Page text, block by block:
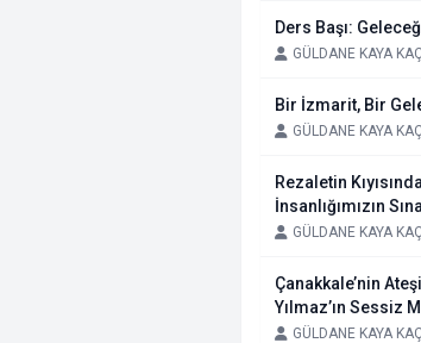
Ders Başı:
GÜLDANE KAYA
Bir İzmarit, Bir
GÜLDANE KAYA
Rezaletin
İnsanlığımızın
GÜLDANE KAYA
Çanakkale’nin Ateşi Vefasızlıkta Sınanıyor, Levent
Yılmaz’ın Sessiz
GÜLDANE KAYA